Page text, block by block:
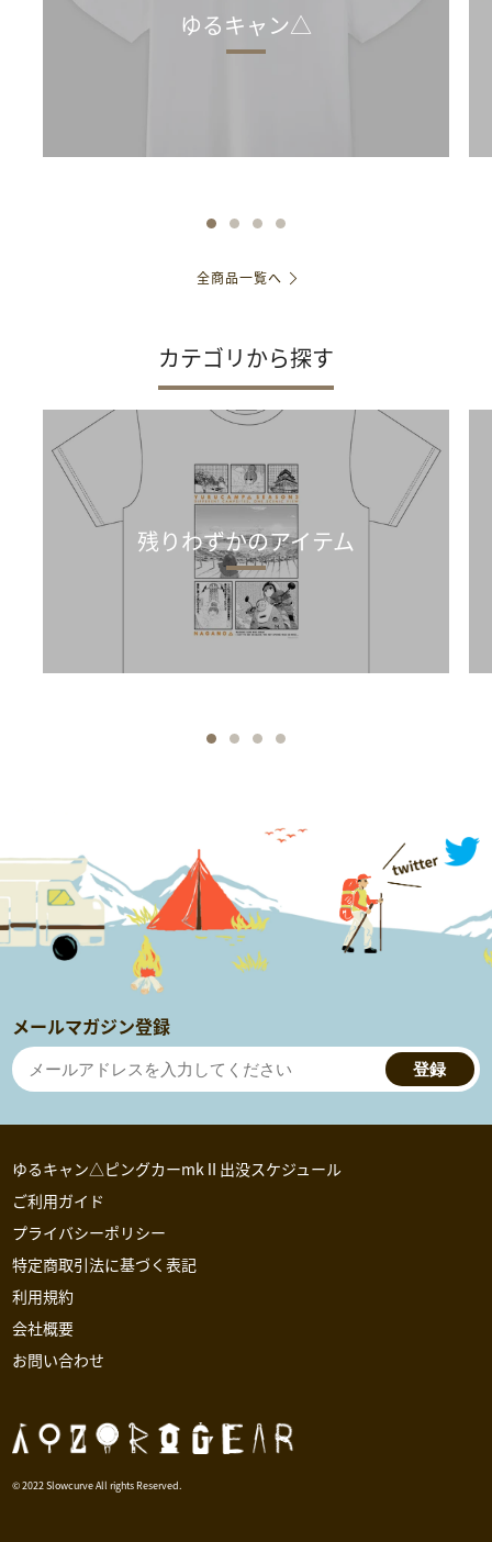
ゆるキャン△
全商品一覧へ
カテゴリから探す
残りわずかのアイテム
メールマガジン登録
登録
© 2022 Slowcurve All rights Reserved.
ゆるキャン△ピングカーmkⅡ出没スケジュール
ご利用ガイド
プライバシーポリシー
特定商取引法に基づく表記
利用規約
会社概要
お問い合わせ